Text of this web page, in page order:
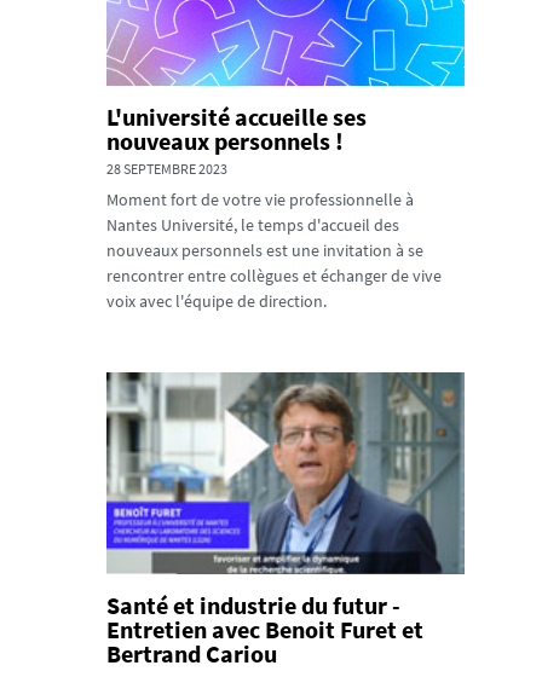
L'université accueille ses
nouveaux personnels !
28 SEPTEMBRE 2023
Moment fort de votre vie professionnelle à
Nantes Université, le temps d'accueil des
nouveaux personnels est une invitation à se
rencontrer entre collègues et échanger de vive
voix avec l'équipe de direction.
Santé et industrie du futur -
Entretien avec Benoit Furet et
Bertrand Cariou